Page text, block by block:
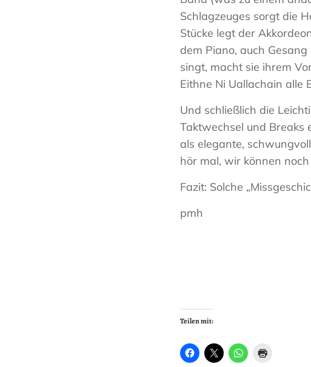
Schlagzeuges sorgt die
Stücke legt der
dem Piano, auch
singt, macht sie ihrem
Eithne Ni Uallachain alle
Und schließlich die
Taktwechsel und Breaks
als elegante,
hör mal, wir können
Fazit: Solche
pmh
Teilen mit: